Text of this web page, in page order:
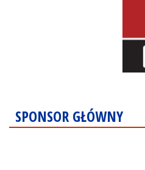
SPONSOR GŁÓWNY